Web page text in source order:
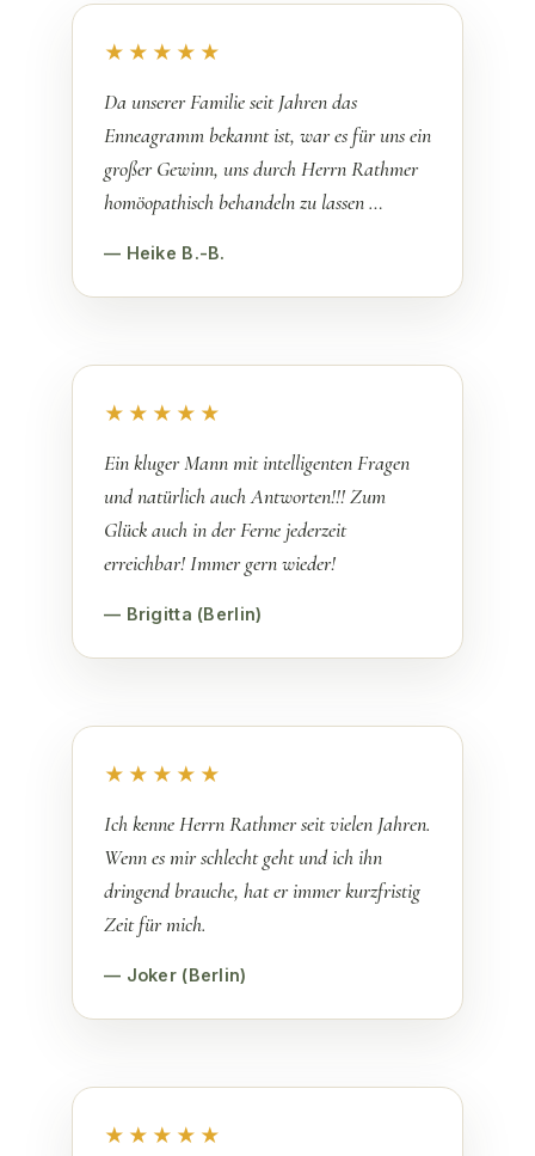
★★★★★
Da unserer Familie seit Jahren das
Enneagramm bekannt ist, war es für uns ein
großer Gewinn, uns durch Herrn Rathmer
homöopathisch behandeln zu lassen …
— Heike B.-B.
★★★★★
Ein kluger Mann mit intelligenten Fragen
und natürlich auch Antworten!!! Zum
Glück auch in der Ferne jederzeit
erreichbar! Immer gern wieder!
— Brigitta (Berlin)
★★★★★
Ich kenne Herrn Rathmer seit vielen Jahren.
Wenn es mir schlecht geht und ich ihn
dringend brauche, hat er immer kurzfristig
Zeit für mich.
— Joker (Berlin)
★★★★★